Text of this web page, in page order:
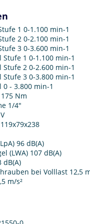
1 0-1.100 min-1
2 0-2.100 min-1
3 0-3.600 min-1
1 0-1.100 min-1
2 0-2.600 min-1
3 0-3.800 min-1
- 3.800 min-1
Nm
1/4"
96 dB(A)
(LWA) 107 dB(A)
dB(A)
bei Volllast 12,5
m/s²